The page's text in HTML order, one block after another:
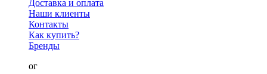
Доставка и оплата
Наши клиенты
Контакты
Как купить?
Бренды
Каталог